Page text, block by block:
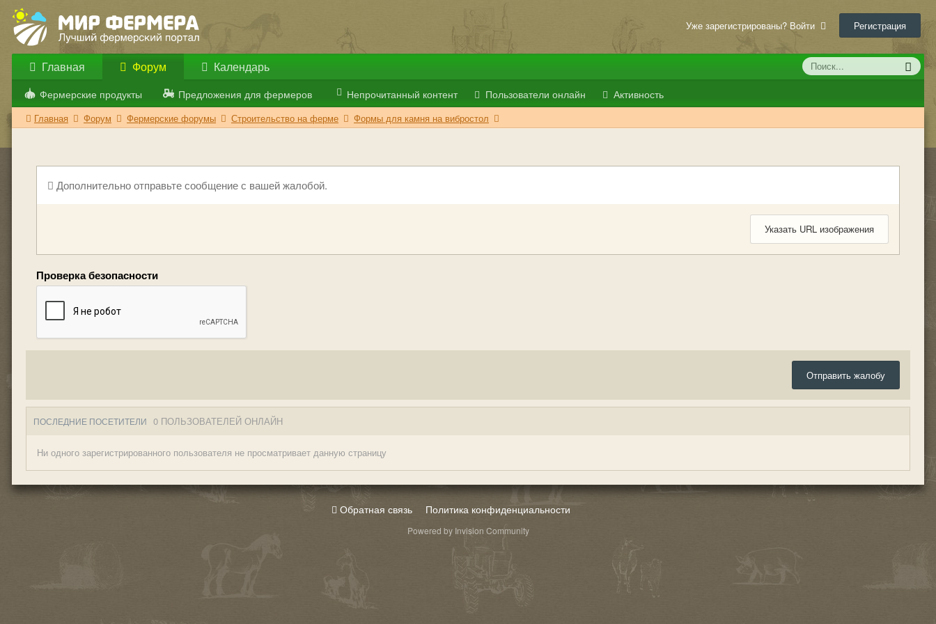
Уже зарегистрированы? Войти Регистрация
Главная Форум
Фермерские продукты Предложения для фермеров Непрочитанный контент Пользователи онлайн Активность
Календарь
Главная Форум Фермерские форумы Строительство на ферме Формы для камня на вибростол
Дополнительно отправьте сообщение с вашей жалобой.
Указать URL изображения
Проверка безопасности
Отправить жалобу
ПОСЛЕДНИЕ ПОСЕТИТЕЛИ 0 ПОЛЬЗОВАТЕЛЕЙ ОНЛАЙН
Ни одного зарегистрированного пользователя не просматривает данную страницу
Обратная связь Политика конфиденциальности
Powered by Invision Community